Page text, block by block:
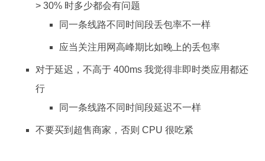
> 30% 时多少都会有问题
同一条线路不同时间段丢包率不一样
应当关注用网高峰期比如晚上的丢包率
对于延迟，不高于 400ms 我觉得非即时类应用都还
行
同一条线路不同时间段延迟不一样
不要买到超售商家，否则 CPU 很吃紧